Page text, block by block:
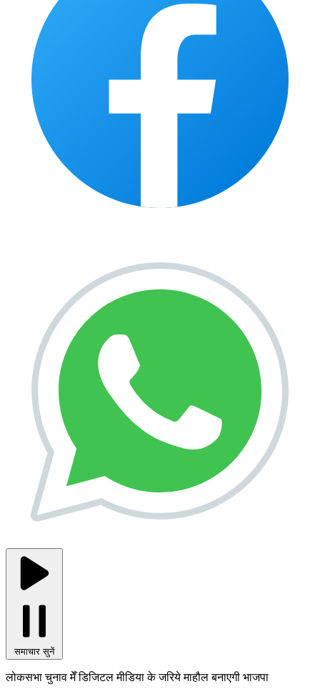
समाचार सुनें
लोकसभा चुनाव मेँ डिजिटल मीडिया के जरिये माहौल बनाएगी भाजपा